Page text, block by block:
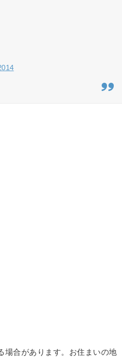
場合があります。お住まいの地